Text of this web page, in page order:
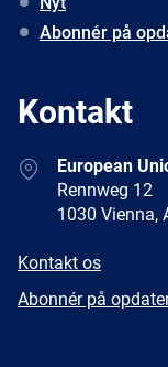
Abonnér på
Kontakt
AddressEuropean
Rennweg 12
1030 Vienna,
E-
Kontakt os
Newsletter
Abonnér på